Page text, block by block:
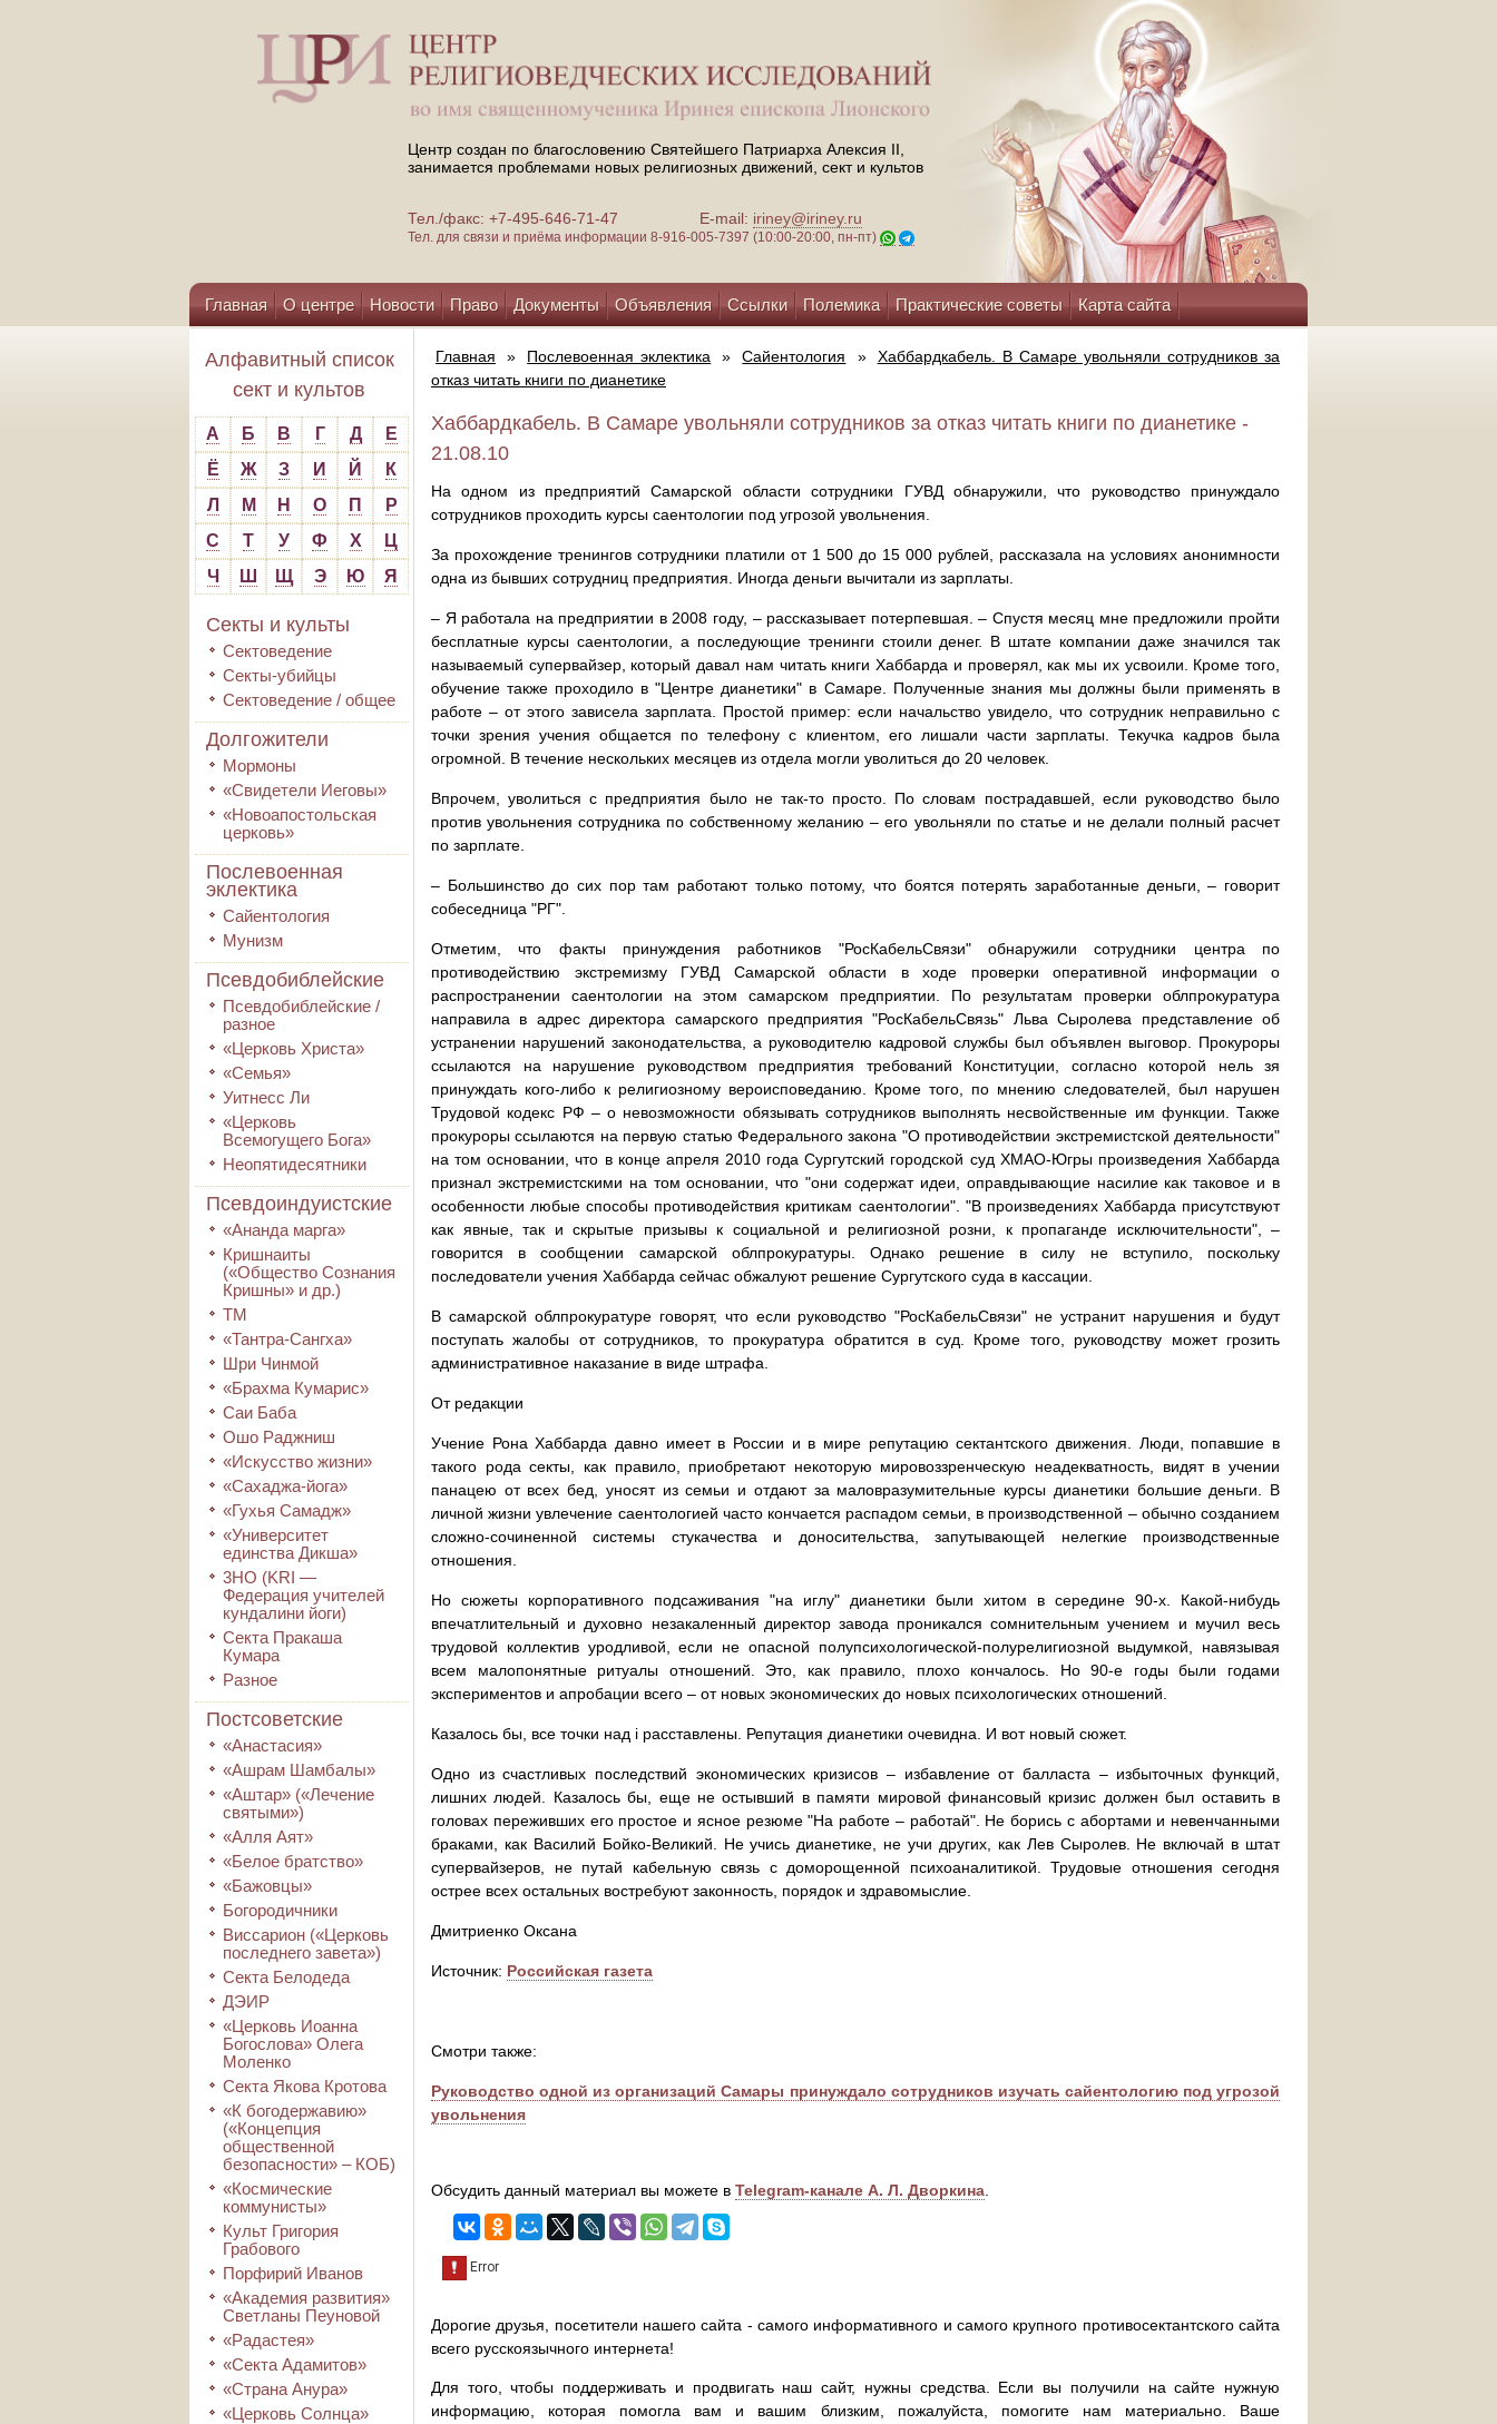
Центр создан по благословению Святейшего Патриарха Алексия II,
занимается проблемами новых религиозных движений, сект и культов
Тел./факс: +7-495-646-71-47 E-mail: iriney@iriney.ru
Тел. для связи и приёма информации 8-916-005-7397 (10:00-20:00, пн-пт)
Главная О центре Новости Право Документы Объявления Ссылки Полемика Практические советы Карта сайта
Помощь центру
Алфавитный список
сект и культов
А Б В Г Д
Е
Ё
Ж З И Й
К
Л
М Н О П
Р
С
Т У Ф Х
Ц
Ч
Ш Щ Э Ю Я
Секты и культы
Сектоведение
Секты-убийцы
Сектоведение / общее
Долгожители
Мормоны
«Свидетели Иеговы»
«Новоапостольская
церковь»
Послевоенная
эклектика
Сайентология
Мунизм
Псевдобиблейские
Псевдобиблейские /
разное
«Церковь Христа»
«Семья»
Уитнесс Ли
«Церковь
Всемогущего Бога»
Неопятидесятники
Псевдоиндуистские
«Ананда марга»
Кришнаиты
(«Общество Сознания
Кришны» и др.)
ТМ
«Тантра-Сангха»
Шри Чинмой
«Брахма Кумарис»
Саи Баба
Ошо Раджниш
«Искусство жизни»
«Сахаджа-йога»
«Гухья Самадж»
«Университет
единства Дикша»
3HO (KRI ―
Федерация учителей
кундалини йоги)
Секта Пракаша
Кумара
Разное
Постсоветские
«Анастасия»
«Ашрам Шамбалы»
«Аштар» («Лечение
святыми»)
«Алля Аят»
«Белое братство»
«Бажовцы»
Богородичники
Виссарион («Церковь
последнего завета»)
Секта Белодеда
ДЭИР
«Церковь Иоанна
Богослова» Олега
Моленко
Секта Якова Кротова
«К богодержавию»
(«Концепция
общественной
безопасности» – КОБ)
«Космические
коммунисты»
Культ Григория
Грабового
Порфирий Иванов
«Академия развития»
Светланы Пеуновой
«Радастея»
«Секта Адамитов»
«Страна Анура»
«Церковь Солнца»
Главная » Послевоенная эклектика » Сайентология »
Хаббардкабель. В Самаре увольняли сотрудников за
отказ читать книги по дианетике
Хаббардкабель. В Самаре увольняли сотрудников за отказ читать книги по дианетике -
21.08.10
На одном из предприятий Самарской области сотрудники ГУВД обнаружили, что руководство принуждало
сотрудников проходить курсы саентологии под угрозой увольнения.
За прохождение тренингов сотрудники платили от 1 500 до 15 000 рублей, рассказала на условиях анонимности
одна из бывших сотрудниц предприятия. Иногда деньги вычитали из зарплаты.
– Я работала на предприятии в 2008 году, – рассказывает потерпевшая. – Спустя месяц мне предложили пройти
бесплатные курсы саентологии, а последующие тренинги стоили денег. В штате компании даже значился так
называемый супервайзер, который давал нам читать книги Хаббарда и проверял, как мы их усвоили. Кроме того,
обучение также проходило в "Центре дианетики" в Самаре. Полученные знания мы должны были применять в
работе – от этого зависела зарплата. Простой пример: если начальство увидело, что сотрудник неправильно с
точки зрения учения общается по телефону с клиентом, его лишали части зарплаты. Текучка кадров была
огромной. В течение нескольких месяцев из отдела могли уволиться до 20 человек.
Впрочем, уволиться с предприятия было не так-то просто. По словам пострадавшей, если руководство было
против увольнения сотрудника по собственному желанию – его увольняли по статье и не делали полный расчет
по зарплате.
– Большинство до сих пор там работают только потому, что боятся потерять заработанные деньги, – говорит
собеседница "РГ".
Отметим, что факты принуждения работников "РосКабельСвязи" обнаружили сотрудники центра по
противодействию экстремизму ГУВД Самарской области в ходе проверки оперативной информации о
распространении саентологии на этом самарском предприятии. По результатам проверки облпрокуратура
направила в адрес директора самарского предприятия "РосКабельСвязь" Льва Сыролева представление об
устранении нарушений законодательства, а руководителю кадровой службы был объявлен выговор. Прокуроры
ссылаются на нарушение руководством предприятия требований Конституции, согласно которой нель зя
принуждать кого-либо к религиозному вероисповеданию. Кроме того, по мнению следователей, был нарушен
Трудовой кодекс РФ – о невозможности обязывать сотрудников выполнять несвойственные им функции. Также
прокуроры ссылаются на первую статью Федерального закона "О противодействии экстремистской деятельности"
на том основании, что в конце апреля 2010 года Сургутский городской суд ХМАО-Югры произведения Хаббарда
признал экстремистскими на том основании, что "они содержат идеи, оправдывающие насилие как таковое и в
особенности любые способы противодействия критикам саентологии". "В произведениях Хаббарда присутствуют
как явные, так и скрытые призывы к социальной и религиозной розни, к пропаганде исключительности", –
говорится в сообщении самарской облпрокуратуры. Однако решение в силу не вступило, поскольку
последователи учения Хаббарда сейчас обжалуют решение Сургутского суда в кассации.
В самарской облпрокуратуре говорят, что если руководство "РосКабельСвязи" не устранит нарушения и будут
поступать жалобы от сотрудников, то прокуратура обратится в суд. Кроме того, руководству может грозить
административное наказание в виде штрафа.
От редакции
Учение Рона Хаббарда давно имеет в России и в мире репутацию сектантского движения. Люди, попавшие в
такого рода секты, как правило, приобретают некоторую мировоззренческую неадекватность, видят в учении
панацею от всех бед, уносят из семьи и отдают за маловразумительные курсы дианетики большие деньги. В
личной жизни увлечение саентологией часто кончается распадом семьи, в производственной – обычно созданием
сложно-сочиненной системы стукачества и доносительства, запутывающей нелегкие производственные
отношения.
Но сюжеты корпоративного подсаживания "на иглу" дианетики были хитом в середине 90-х. Какой-нибудь
впечатлительный и духовно незакаленный директор завода проникался сомнительным учением и мучил весь
трудовой коллектив уродливой, если не опасной полупсихологической-полурелигиозной выдумкой, навязывая
всем малопонятные ритуалы отношений. Это, как правило, плохо кончалось. Но 90-е годы были годами
экспериментов и апробации всего – от новых экономических до новых психологических отношений.
Казалось бы, все точки над i расставлены. Репутация дианетики очевидна. И вот новый сюжет.
Одно из счастливых последствий экономических кризисов – избавление от балласта – избыточных функций,
лишних людей. Казалось бы, еще не остывший в памяти мировой финансовый кризис должен был оставить в
головах переживших его простое и ясное резюме "На работе – работай". Не борись с абортами и невенчанными
браками, как Василий Бойко-Великий. Не учись дианетике, не учи других, как Лев Сыролев. Не включай в штат
супервайзеров, не путай кабельную связь с доморощенной психоаналитикой. Трудовые отношения сегодня
острее всех остальных востребуют законность, порядок и здравомыслие.
Дмитриенко Оксана
Источник: Российская газета
Смотри также:
Руководство одной из организаций Самары принуждало сотрудников изучать сайентологию под угрозой
увольнения
Обсудить данный материал вы можете в Telegram-канале А. Л. Дворкина
Дорогие друзья, посетители нашего сайта - самого информативного и самого крупного противосектантского сайта
всего русскоязычного интернета!
Для того, чтобы поддерживать и продвигать наш сайт, нужны средства. Если вы получили на сайте нужную
информацию, которая помогла вам и вашим близким, пожалуйста, помогите нам материально. Ваше